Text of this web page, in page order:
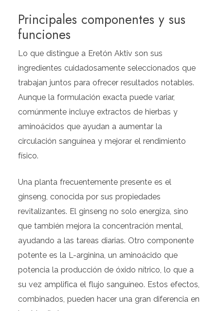
Principales componentes y sus
funciones
Lo que distingue a Eretón Aktiv son sus
ingredientes cuidadosamente seleccionados que
trabajan juntos para ofrecer resultados notables.
Aunque la formulación exacta puede variar,
comúnmente incluye extractos de hierbas y
aminoácidos que ayudan a aumentar la
circulación sanguínea y mejorar el rendimiento
físico.
Una planta frecuentemente presente es el
ginseng, conocida por sus propiedades
revitalizantes. El ginseng no solo energiza, sino
que también mejora la concentración mental,
ayudando a las tareas diarias. Otro componente
potente es la L-arginina, un aminoácido que
potencia la producción de óxido nítrico, lo que a
su vez amplifica el flujo sanguíneo. Estos efectos,
combinados, pueden hacer una gran diferencia en